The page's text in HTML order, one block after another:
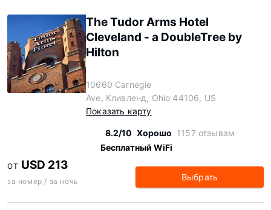
The Tudor Arms Hotel
Cleveland - a DoubleTree by
Hilton
10660 Carnegie
Ave, Кливленд, Ohio 44106, US
Показать карту
8.2/10 Хорошо 1157 отзывам
Бесплатный WiFi
ОТ USD 213
за номер / за ночь Выбрать